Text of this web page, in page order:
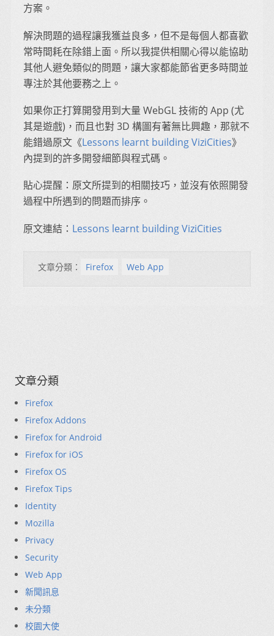
方案。
解決問題的過程讓我獲益良多，但不是每個人都喜歡
常時間耗在除錯上面。所以我提供相關心得以能協助
其他人避免類似的問題，讓大家都能節省更多時間並
專注於其他要務之上。
如果你正打算開發用到大量 WebGL 技術的 App (尤
其是遊戲)，而且也對 3D 構圖有著無比興趣，那就不
能錯過原文《Lessons learnt building ViziCities》
內提到的許多開發細節與程式碼。
貼心提醒：原文所提到的相關技巧，並沒有依照開發
過程中所遇到的問題而排序。
原文連結： Lessons learnt building ViziCities
文章分類： Firefox Web App
文章分類
Firefox
Firefox Addons
Firefox for Android
Firefox for iOS
Firefox OS
Firefox Tips
Identity
Mozilla
Privacy
Security
Web App
新聞訊息
未分類
校園大使